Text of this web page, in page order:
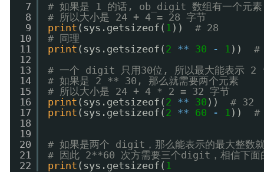
7
8
9
10
11
12
13
14
15
16
17
18
19
20
21
22
# 如果是 1 的话, ob_digit 数组有一个元素
# 所以大小是 24 + 4 = 28 字节
print (sys.getsizeof( 1 )) # 28
# 同理
print (sys.getsizeof( 2 ** 30 - 1 )) #
# 一个 digit 只用30位, 所以最大能表示 2
# 如果是 2 ** 30, 那么就需要两个元素
# 所以大小是 24 + 4 * 2 = 32 字节
print (sys.getsizeof( 2 ** 30 )) # 32
print (sys.getsizeof( 2 ** 60 - 1 )) #
# 如果是两个 digit，那么能表示的最大整数
# 因此 2**60 次方需要三个digit，相信下面
print (sys.getsizeof( 1